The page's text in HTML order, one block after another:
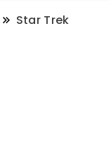
Star Trek